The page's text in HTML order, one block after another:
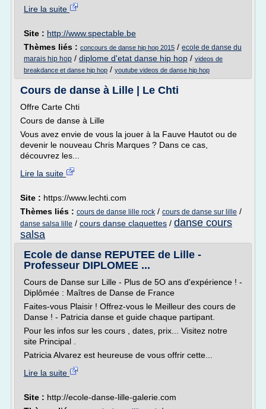
Lire la suite
Site : http://www.spectable.be
Thèmes liés : concours de danse hip hop 2015 / ecole de danse du
marais hip hop / diplome d'etat danse hip hop / videos de
breakdance et danse hip hop / youtube videos de danse hip hop
Cours de danse à Lille | Le Chti
Offre Carte Chti
Cours de danse à Lille
Vous avez envie de vous la jouer à la Fauve Hautot ou de
devenir le nouveau Chris Marques ? Dans ce cas,
découvrez les...
Lire la suite
Site : https://www.lechti.com
Thèmes liés : cours de danse lille rock / cours de danse sur lille /
danse salsa lille / cours danse claquettes / danse cours
salsa
Ecole de danse REPUTEE de Lille -
Professeur DIPLOMEE ...
Cours de Danse sur Lille - Plus de 5O ans d'expérience ! -
Diplômée : Maîtres de Danse de France
Faites-vous Plaisir ! Offrez-vous le Meilleur des cours de
Danse ! - Patricia danse et guide chaque partipant.
Pour les infos sur les cours , dates, prix... Visitez notre
site Principal .
Patricia Alvarez est heureuse de vous offrir cette...
Lire la suite
Site : http://ecole-danse-lille-galerie.com